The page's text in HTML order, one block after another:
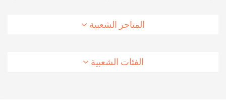
المتاجر الشعبية
الفئات الشعبية